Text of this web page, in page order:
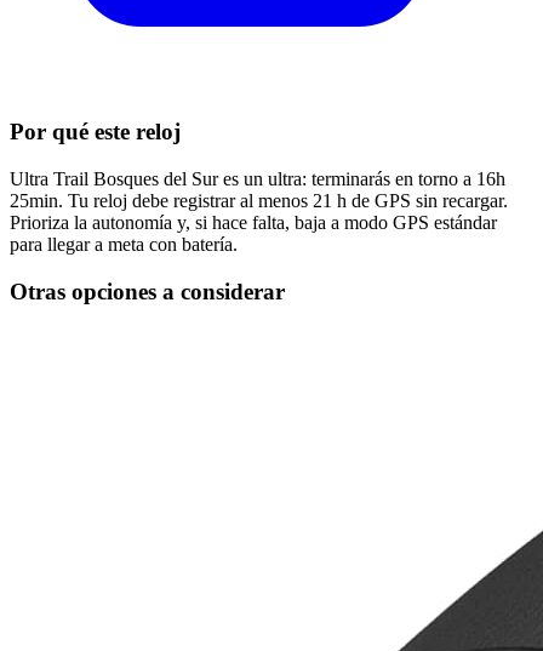
Por qué este reloj
Ultra Trail Bosques del Sur es un ultra: terminarás en torno a 16h
25min. Tu reloj debe registrar al menos 21 h de GPS sin recargar.
Prioriza la autonomía y, si hace falta, baja a modo GPS estándar
para llegar a meta con batería.
Otras opciones a considerar